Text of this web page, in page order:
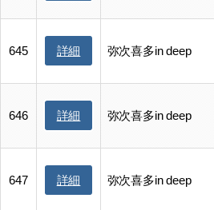
645 詳細 弥次喜多in deep
646 詳細 弥次喜多in deep
647 詳細 弥次喜多in deep